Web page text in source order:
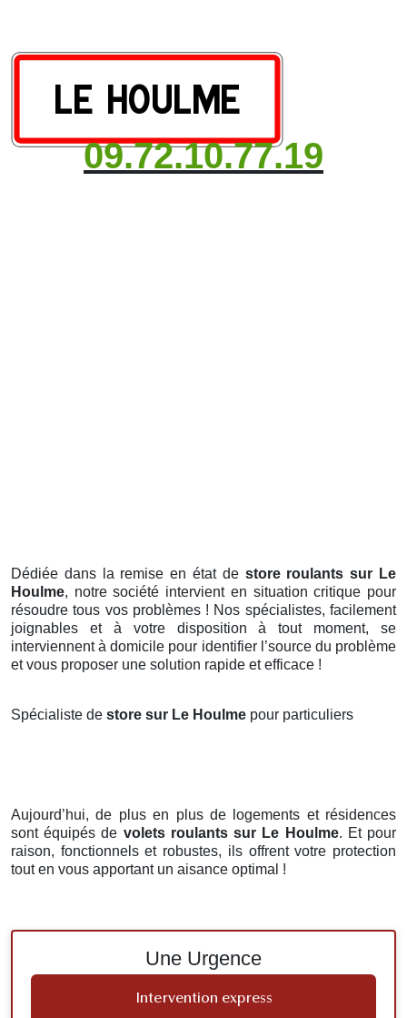
09.72.10.77.19
Dédiée dans la remise en état de store roulants sur Le
Houlme, notre société intervient en situation critique pour
résoudre tous vos problèmes ! Nos spécialistes, facilement
joignables et à votre disposition à tout moment, se
interviennent à domicile pour identifier l’source du problème
et vous proposer une solution rapide et efficace !
Spécialiste de store sur Le Houlme pour particuliers
Aujourd’hui, de plus en plus de logements et résidences
sont équipés de volets roulants sur Le Houlme. Et pour
raison, fonctionnels et robustes, ils offrent votre protection
tout en vous apportant un aisance optimal !
Une Urgence
Intervention express